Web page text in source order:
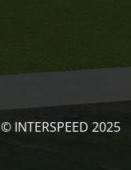
© INTERSPEED 2025